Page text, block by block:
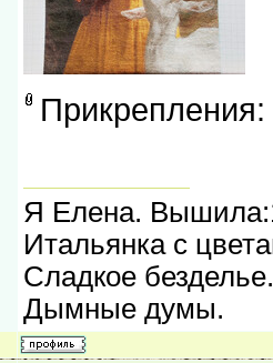
Прикрепления:
Я Елена.
Итальянка с
Сладкое
Дымные думы.